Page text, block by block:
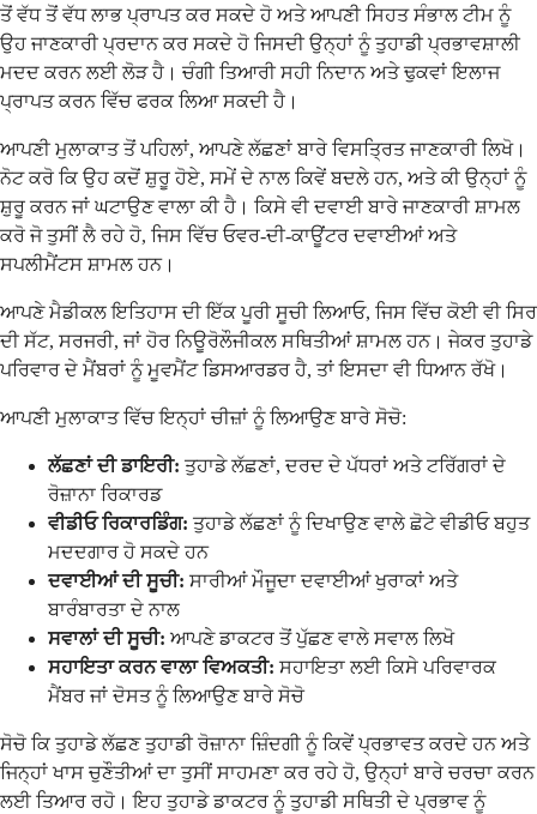
ਤੋਂ ਵੱਧ ਤੋਂ ਵੱਧ ਲਾਭ ਪ੍ਰਾਪਤ ਕਰ ਸਕਦੇ ਹੋ ਅਤੇ ਆਪਣੀ ਸਿਹਤ ਸੰਭਾਲ ਟੀਮ ਨੂੰ
ਉਹ ਜਾਣਕਾਰੀ ਪ੍ਰਦਾਨ ਕਰ ਸਕਦੇ ਹੋ ਜਿਸਦੀ ਉਨ੍ਹਾਂ ਨੂੰ ਤੁਹਾਡੀ ਪ੍ਰਭਾਵਸ਼ਾਲੀ
ਮਦਦ ਕਰਨ ਲਈ ਲੋੜ ਹੈ। ਚੰਗੀ ਤਿਆਰੀ ਸਹੀ ਨਿਦਾਨ ਅਤੇ ਢੁਕਵਾਂ ਇਲਾਜ
ਪ੍ਰਾਪਤ ਕਰਨ ਵਿੱਚ ਫਰਕ ਲਿਆ ਸਕਦੀ ਹੈ।
ਆਪਣੀ ਮੁਲਾਕਾਤ ਤੋਂ ਪਹਿਲਾਂ, ਆਪਣੇ ਲੱਛਣਾਂ ਬਾਰੇ ਵਿਸਤ੍ਰਿਤ ਜਾਣਕਾਰੀ ਲਿਖੋ।
ਨੋਟ ਕਰੋ ਕਿ ਉਹ ਕਦੋਂ ਸ਼ੁਰੂ ਹੋਏ, ਸਮੇਂ ਦੇ ਨਾਲ ਕਿਵੇਂ ਬਦਲੇ ਹਨ, ਅਤੇ ਕੀ ਉਨ੍ਹਾਂ ਨੂੰ
ਸ਼ੁਰੂ ਕਰਨ ਜਾਂ ਘਟਾਉਣ ਵਾਲਾ ਕੀ ਹੈ। ਕਿਸੇ ਵੀ ਦਵਾਈ ਬਾਰੇ ਜਾਣਕਾਰੀ ਸ਼ਾਮਲ
ਕਰੋ ਜੋ ਤੁਸੀਂ ਲੈ ਰਹੇ ਹੋ, ਜਿਸ ਵਿੱਚ ਓਵਰ-ਦੀ-ਕਾਊਂਟਰ ਦਵਾਈਆਂ ਅਤੇ
ਸਪਲੀਮੈਂਟਸ ਸ਼ਾਮਲ ਹਨ।
ਆਪਣੇ ਮੈਡੀਕਲ ਇਤਿਹਾਸ ਦੀ ਇੱਕ ਪੂਰੀ ਸੂਚੀ ਲਿਆਓ, ਜਿਸ ਵਿੱਚ ਕੋਈ ਵੀ ਸਿਰ
ਦੀ ਸੱਟ, ਸਰਜਰੀ, ਜਾਂ ਹੋਰ ਨਿਊਰੋਲੌਜੀਕਲ ਸਥਿਤੀਆਂ ਸ਼ਾਮਲ ਹਨ। ਜੇਕਰ ਤੁਹਾਡੇ
ਪਰਿਵਾਰ ਦੇ ਮੈਂਬਰਾਂ ਨੂੰ ਮੂਵਮੈਂਟ ਡਿਸਆਰਡਰ ਹੈ, ਤਾਂ ਇਸਦਾ ਵੀ ਧਿਆਨ ਰੱਖੋ।
ਆਪਣੀ ਮੁਲਾਕਾਤ ਵਿੱਚ ਇਨ੍ਹਾਂ ਚੀਜ਼ਾਂ ਨੂੰ ਲਿਆਉਣ ਬਾਰੇ ਸੋਚੋ:
ਲੱਛਣਾਂ ਦੀ ਡਾਇਰੀ: ਤੁਹਾਡੇ ਲੱਛਣਾਂ, ਦਰਦ ਦੇ ਪੱਧਰਾਂ ਅਤੇ ਟਰਿੱਗਰਾਂ ਦੇ
ਰੋਜ਼ਾਨਾ ਰਿਕਾਰਡ
ਵੀਡੀਓ ਰਿਕਾਰਡਿੰਗ: ਤੁਹਾਡੇ ਲੱਛਣਾਂ ਨੂੰ ਦਿਖਾਉਣ ਵਾਲੇ ਛੋਟੇ ਵੀਡੀਓ ਬਹੁਤ
ਮਦਦਗਾਰ ਹੋ ਸਕਦੇ ਹਨ
ਦਵਾਈਆਂ ਦੀ ਸੂਚੀ: ਸਾਰੀਆਂ ਮੌਜੂਦਾ ਦਵਾਈਆਂ ਖੁਰਾਕਾਂ ਅਤੇ
ਬਾਰੰਬਾਰਤਾ ਦੇ ਨਾਲ
ਸਵਾਲਾਂ ਦੀ ਸੂਚੀ: ਆਪਣੇ ਡਾਕਟਰ ਤੋਂ ਪੁੱਛਣ ਵਾਲੇ ਸਵਾਲ ਲਿਖੋ
ਸਹਾਇਤਾ ਕਰਨ ਵਾਲਾ ਵਿਅਕਤੀ: ਸਹਾਇਤਾ ਲਈ ਕਿਸੇ ਪਰਿਵਾਰਕ
ਮੈਂਬਰ ਜਾਂ ਦੋਸਤ ਨੂੰ ਲਿਆਉਣ ਬਾਰੇ ਸੋਚੋ
ਸੋਚੋ ਕਿ ਤੁਹਾਡੇ ਲੱਛਣ ਤੁਹਾਡੀ ਰੋਜ਼ਾਨਾ ਜ਼ਿੰਦਗੀ ਨੂੰ ਕਿਵੇਂ ਪ੍ਰਭਾਵਤ ਕਰਦੇ ਹਨ ਅਤੇ
ਜਿਨ੍ਹਾਂ ਖਾਸ ਚੁਣੌਤੀਆਂ ਦਾ ਤੁਸੀਂ ਸਾਹਮਣਾ ਕਰ ਰਹੇ ਹੋ, ਉਨ੍ਹਾਂ ਬਾਰੇ ਚਰਚਾ ਕਰਨ
ਲਈ ਤਿਆਰ ਰਹੋ। ਇਹ ਤੁਹਾਡੇ ਡਾਕਟਰ ਨੂੰ ਤੁਹਾਡੀ ਸਥਿਤੀ ਦੇ ਪ੍ਰਭਾਵ ਨੂੰ